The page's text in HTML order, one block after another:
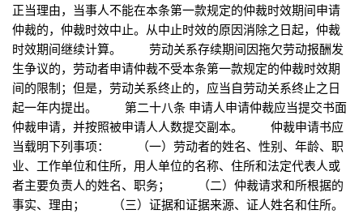
正当理由，当事人不能在本条第一款规定的仲裁时效期间申请
仲裁的，仲裁时效中止。从中止时效的原因消除之日起，仲裁
时效期间继续计算。 劳动关系存续期间因拖欠劳动报酬发
生争议的，劳动者申请仲裁不受本条第一款规定的仲裁时效期
间的限制；但是，劳动关系终止的，应当自劳动关系终止之日
起一年内提出。 第二十八条 申请人申请仲裁应当提交书面
仲裁申请，并按照被申请人人数提交副本。 仲裁申请书应
当载明下列事项： （一）劳动者的姓名、性别、年龄、职
业、工作单位和住所，用人单位的名称、住所和法定代表人或
者主要负责人的姓名、职务； （二）仲裁请求和所根据的
事实、理由； （三）证据和证据来源、证人姓名和住所。